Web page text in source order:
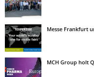
Messe Frankfurt
MCH Group holt